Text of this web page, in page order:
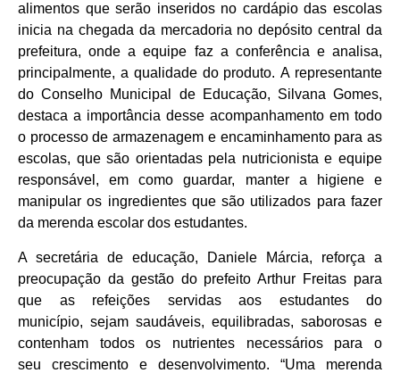
alimentos que serão inseridos no cardápio das escolas
inicia na chegada da mercadoria no depósito central da
prefeitura, onde a equipe faz a conferência e analisa,
principalmente, a qualidade do produto. A representante
do Conselho Municipal de Educação, Silvana Gomes,
destaca a importância desse acompanhamento em todo
o processo de armazenagem e encaminhamento para as
escolas, que são orientadas pela nutricionista e equipe
responsável, em como guardar, manter a higiene e
manipular os ingredientes que são utilizados para fazer
da merenda escolar dos estudantes.
A secretária de educação, Daniele Márcia, reforça a
preocupação da gestão do prefeito Arthur Freitas para
que as refeições servidas aos estudantes do
município, sejam saudáveis, equilibradas, saborosas e
contenham todos os nutrientes necessários para o
seu crescimento e desenvolvimento. “Uma merenda